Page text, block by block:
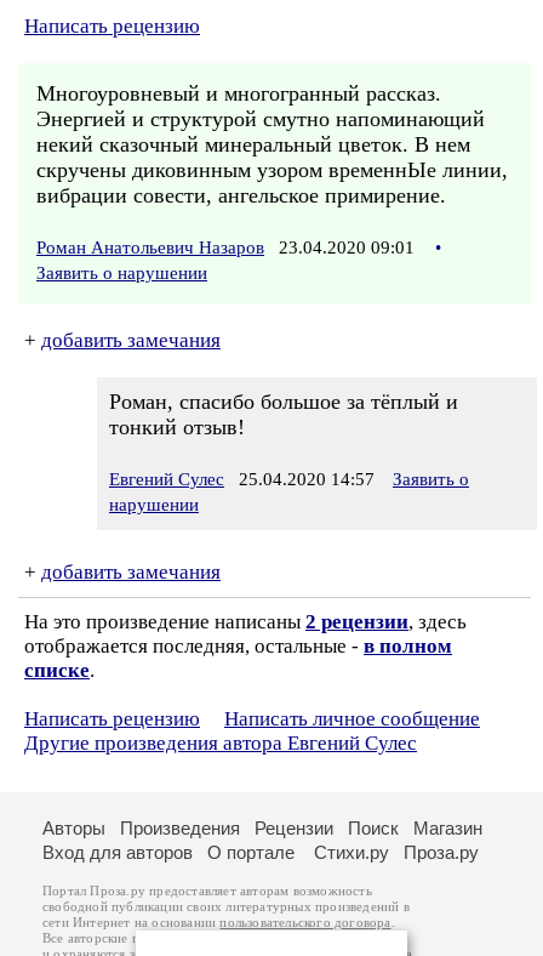
Написать рецензию
Многоуровневый и многогранный рассказ.
Энергией и структурой смутно напоминающий
некий сказочный минеральный цветок. В нем
скручены диковинным узором временнЫе линии,
вибрации совести, ангельское примирение.
Роман Анатольевич Назаров 23.04.2020 09:01
•
Заявить о нарушении
+ добавить замечания
Роман, спасибо большое за тёплый и
тонкий отзыв!
Евгений Сулес 25.04.2020 14:57
Заявить о
нарушении
+ добавить замечания
На это произведение написаны 2 рецензии, здесь
отображается последняя, остальные - в полном
списке.
Написать рецензию
Написать личное сообщение
Другие произведения автора Евгений Сулес
Авторы Произведения Рецензии Поиск
Магазин
Вход для авторов
О портале Стихи.ру Проза.ру
Портал Проза.ру предоставляет авторам возможность
свободной публикации своих литературных произведений в
сети Интернет на основаниипользовательского договора
Все авторские права на произведения принадлежат авторам